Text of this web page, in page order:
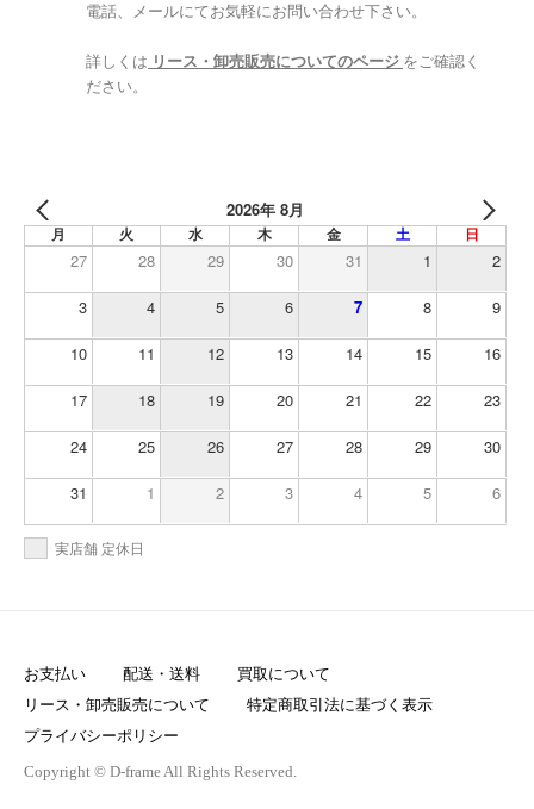
電話、メールにてお気軽にお問い合わせ下さい。
詳しくは リース・卸売販売についてのページ をご確認く
ださい。
2026年 8月
月 火 水 木 金 土 日
27 28 29 30 31 1 2
3 4 5 6 7 8 9
10 11 12 13 14 15 16
17 18 19 20 21 22 23
24 25 26 27 28 29 30
31 1 2 3 4 5 6
実店舗 定休日
お支払い 配送・送料
買取について
リース・卸売販売について
特定商取引法に基づく表示
プライバシーポリシー
Copyright © D-frame All Rights Reserved.